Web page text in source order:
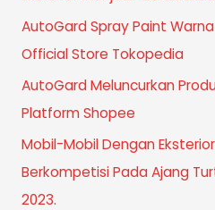
AutoGard Spray Paint
Official Store Tokopedia
AutoGard Meluncurkan
Platform Shopee
Mobil-Mobil Dengan
Berkompetisi Pada Ajang
2023.